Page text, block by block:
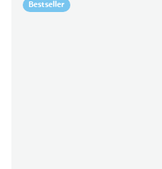
Bestseller